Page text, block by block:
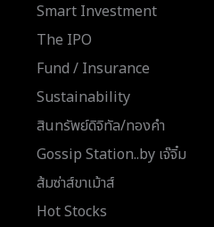
Smart Investment
The IPO
Fund / Insurance
Sustainability
สินทรัพย์ดิจิทัล/ทองคำ
Gossip Station..by เจ๊จิ๋ม
ส้มซ่าส์ขาเม้าส์
Hot Stocks